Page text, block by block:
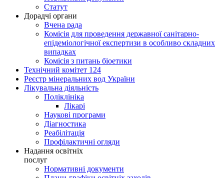
Статут
Дорадчі органи
Вчена рада
Комісія для проведення державної санітарно-
епідеміологічної експертизи в особливо складних
випадках
Комісія з питань біоетики
Технічний комітет 124
Реєстр мінеральних вод України
Лікувальна діяльність
Поліклініка
Лікарі
Наукові програми
Діагностика
Реабілітація
Профілактичні огляди
Надання освітніх
послуг
Нормативні документи